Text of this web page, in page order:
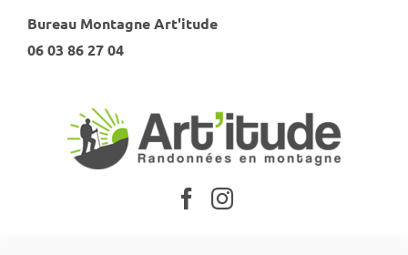
Bureau Montagne Art'itude
06 03 86 27 04